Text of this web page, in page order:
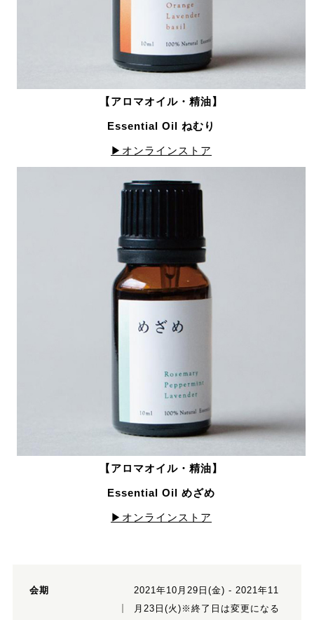
【アロマオイル・精油】
Essential Oil ねむり
▶オンラインストア
【アロマオイル・精油】
Essential Oil めざめ
▶オンラインストア
会期
2021年10月29日(金) - 2021年11
月23日(火)※終了日は変更になる